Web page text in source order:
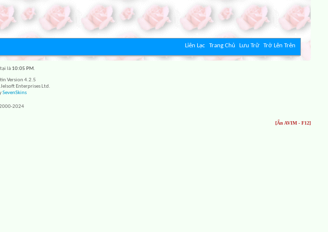
Liên Lạc Trang Chủ Lưu Trữ Trở Lên Trên
là 10:05 PM.
Version 4.2.5
Enterprises Ltd.
SevenSkins
2024
[Ẩn AVIM - F12]